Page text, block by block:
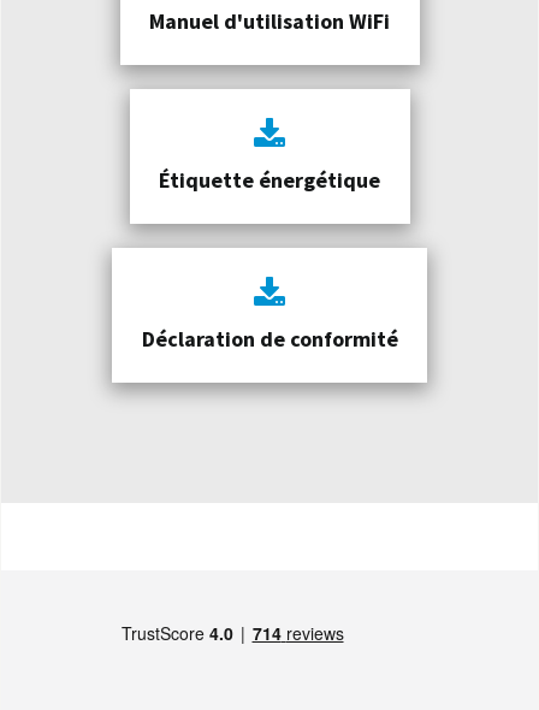
Manuel d'utilisation WiFi
Étiquette énergétique
Déclaration de conformité